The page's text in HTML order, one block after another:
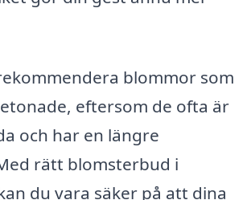
blommor som
eftersom de ofta är
och har en längre
rätt blomsterbud i
du vara säker på att dina